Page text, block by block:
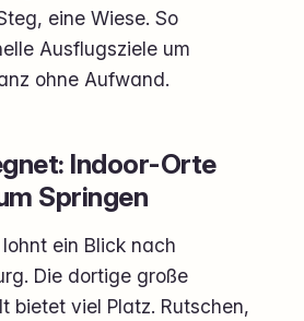
eine Wiese. So
Ausflugsziele um
ohne Aufwand.
Indoor-Orte
Springen
ein Blick nach
Die dortige große
bietet viel Platz. Rutschen,